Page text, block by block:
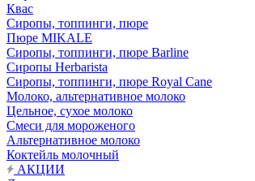
Квас
Сиропы, топпинги, пюре
Пюре MIKALE
Сиропы, топпинги, пюре Barline
Сиропы Herbarista
Сиропы, топпинги, пюре Royal Cane
Молоко, альтернативное молоко
Цельное, сухое молоко
Смеси для мороженого
Альтернативное молоко
Коктейль молочный
АКЦИИ